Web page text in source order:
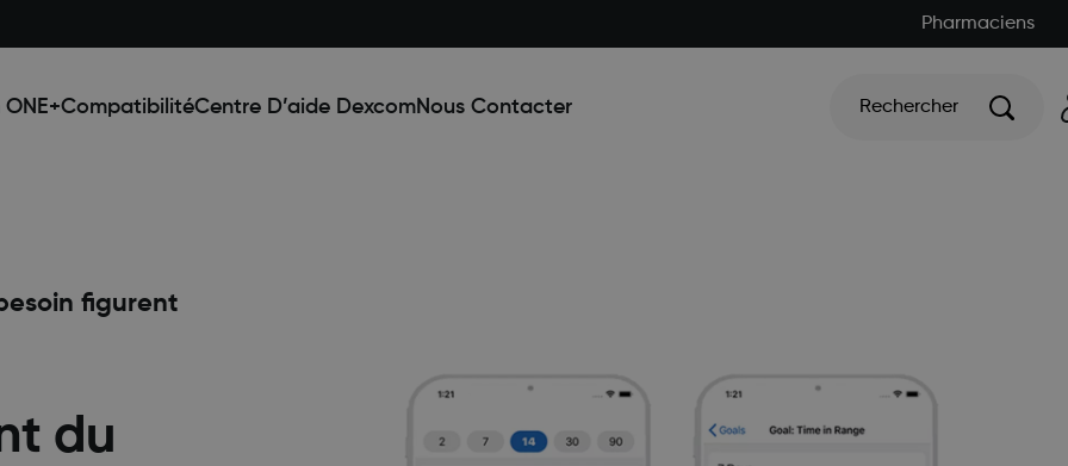
Pharmaciens
CompatibilitéCentre D’aide DexcomNous Contacter Rechercher
figurent
du